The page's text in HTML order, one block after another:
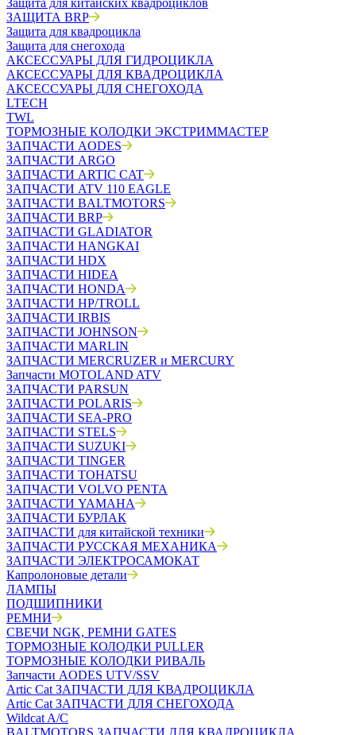
Защита для китайских квадроциклов
ЗАЩИТА BRP
Защита для квадроцикла
Защита для снегохода
АКСЕССУАРЫ ДЛЯ ГИДРОЦИКЛА
АКСЕССУАРЫ ДЛЯ КВАДРОЦИКЛА
АКСЕССУАРЫ ДЛЯ СНЕГОХОДА
LTECH
TWL
ТОРМОЗНЫЕ КОЛОДКИ ЭКСТРИММАСТЕР
ЗАПЧАСТИ AODES
ЗАПЧАСТИ ARGO
ЗАПЧАСТИ ARTIC CAT
ЗАПЧАСТИ ATV 110 EAGLE
ЗАПЧАСТИ BALTMOTORS
ЗАПЧАСТИ BRP
ЗАПЧАСТИ GLADIATOR
ЗАПЧАСТИ HANGKAI
ЗАПЧАСТИ HDX
ЗАПЧАСТИ HIDEA
ЗАПЧАСТИ HONDA
ЗАПЧАСТИ HP/TROLL
ЗАПЧАСТИ IRBIS
ЗАПЧАСТИ JOHNSON
ЗАПЧАСТИ MARLIN
ЗАПЧАСТИ MERCRUZER и MERCURY
Запчасти MOTOLAND ATV
ЗАПЧАСТИ PARSUN
ЗАПЧАСТИ POLARIS
ЗАПЧАСТИ SEA-PRO
ЗАПЧАСТИ STELS
ЗАПЧАСТИ SUZUKI
ЗАПЧАСТИ TINGER
ЗАПЧАСТИ TOHATSU
ЗАПЧАСТИ VOLVO PENTA
ЗАПЧАСТИ YAMAHA
ЗАПЧАСТИ БУРЛАК
ЗАПЧАСТИ для китайской техники
ЗАПЧАСТИ РУССКАЯ МЕХАНИКА
ЗАПЧАСТИ ЭЛЕКТРОСАМОКАТ
Капролоновые детали
ЛАМПЫ
ПОДШИПНИКИ
РЕМНИ
СВЕЧИ NGK, РЕМНИ GATES
ТОРМОЗНЫЕ КОЛОДКИ PULLER
ТОРМОЗНЫЕ КОЛОДКИ РИВАЛЬ
Запчасти AODES UTV/SSV
Artic Cat ЗАПЧАСТИ ДЛЯ КВАДРОЦИКЛА
Artic Cat ЗАПЧАСТИ ДЛЯ СНЕГОХОДА
Wildcat A/C
BALTMOTORS ЗАПЧАСТИ ДЛЯ КВАДРОЦИКЛА